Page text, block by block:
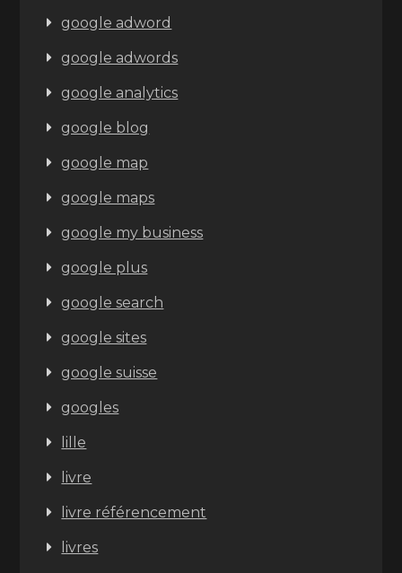
google adword
google adwords
google analytics
google blog
google map
google maps
google my business
google plus
google search
google sites
google suisse
googles
lille
livre
livre référencement
livres